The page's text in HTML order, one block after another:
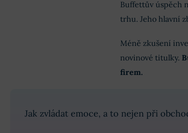
Buffettův úspěch
trhu. Jeho hlavní
Méně zkušení
novinové titulky.
firem.
Jak zvládat emoce, a to nejen při